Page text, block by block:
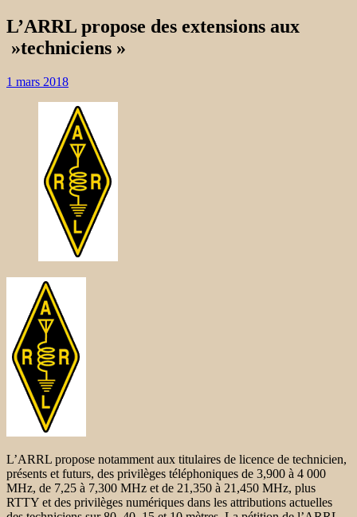
L’ARRL propose des extensions aux
»techniciens »
1 mars 2018
L’ARRL propose notamment aux titulaires de licence de technicien,
présents et futurs, des privilèges téléphoniques de 3,900 à 4 000
MHz, de 7,25 à 7,300 MHz et de 21,350 à 21,450 MHz, plus
RTTY et des privilèges numériques dans les attributions actuelles